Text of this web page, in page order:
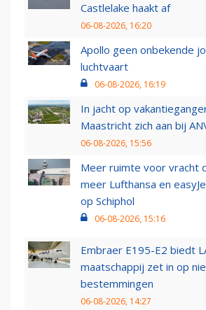
Castlelake haakt af
06-08-2026, 16:20
Apollo geen onbekende
luchtvaart
06-08-2026, 16:19
In jacht op
Maastricht zich aan bij
06-08-2026, 15:56
Meer ruimte voor vracht
meer Lufthansa en
op Schiphol
06-08-2026, 15:16
Embraer E195-E2 biedt
maatschappij zet in op
bestemmingen
06-08-2026, 14:27